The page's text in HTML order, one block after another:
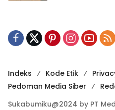
Indeks Kode Etik
Pedoman Media Siber
Sukabumiku@2024 by PT